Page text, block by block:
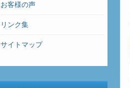
お客様の声
リンク集
サイトマップ